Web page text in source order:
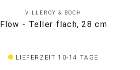
VILLEROY & BOCH
Flow - Teller flach, 28 cm
LIEFERZEIT 10-14 TAGE